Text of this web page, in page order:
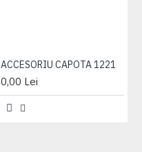
ACCESORIU CAPOTA 1221
0,00 Lei